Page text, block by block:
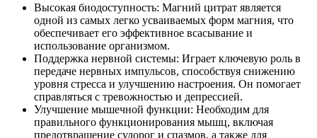
Высокая биодоступность: Магний цитрат является
одной из самых легко усваиваемых форм магния, что
обеспечивает его эффективное всасывание и
использование организмом.
Поддержка нервной системы: Играет ключевую роль в
передаче нервных импульсов, способствуя снижению
уровня стресса и улучшению настроения. Он помогает
справляться с тревожностью и депрессией.
Улучшение мышечной функции: Необходим для
правильного функционирования мышц, включая
предотвращение судорог и спазмов, а также для